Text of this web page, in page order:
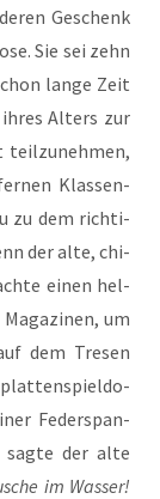
Geschenk
Sie sei zehn
lan­ge Zeit
Alters zur
teil­zu­neh­men,
Klas­sen­
zu dem rich­ti­
der alte, chi­
einen hel­
um
dem Tre­sen
Feder­span­
sag­te der alte
im Was­ser!